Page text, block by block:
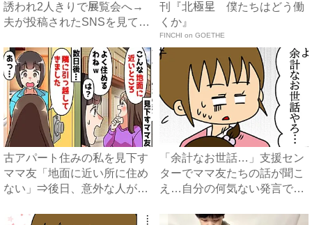
誘われ2人きりで展覧会へ→
夫が投稿されたSNSを見て
刊『北極星 僕たちはどう働
くか』
FINCHI on GOETHE
古アパート住みの私を見下す
ママ友「地面に近い所に住め
ない」⇒後日、意外な人が引
「余計なお世話…」支援セン
ターでママ友たちの話が聞こ
え…自分の何気ない発言で怒